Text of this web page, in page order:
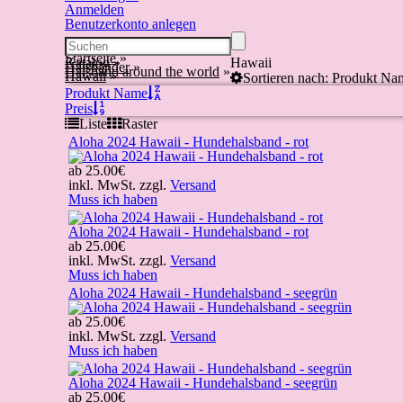
Anmelden
Benutzerkonto anlegen
Startseite »
Katalog »
Halsbänder »
Halsband around the world »
Hawaii »
Hawaii
Sortieren nach: Produkt
Produkt Name
Preis
Liste
Raster
Aloha 2024 Hawaii - Hundehalsband - rot
ab 25.00€
inkl. MwSt. zzgl. Versand
Muss ich haben
Aloha 2024 Hawaii - Hundehalsband - rot
ab 25.00€
inkl. MwSt. zzgl. Versand
Muss ich haben
Aloha 2024 Hawaii - Hundehalsband - seegrün
ab 25.00€
inkl. MwSt. zzgl. Versand
Muss ich haben
Aloha 2024 Hawaii - Hundehalsband - seegrün
ab 25.00€